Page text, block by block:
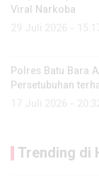
Viral Narkoba
Polres Batu Bara
Persetubuhan
Trending di